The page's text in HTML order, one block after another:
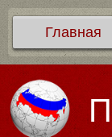
Главная